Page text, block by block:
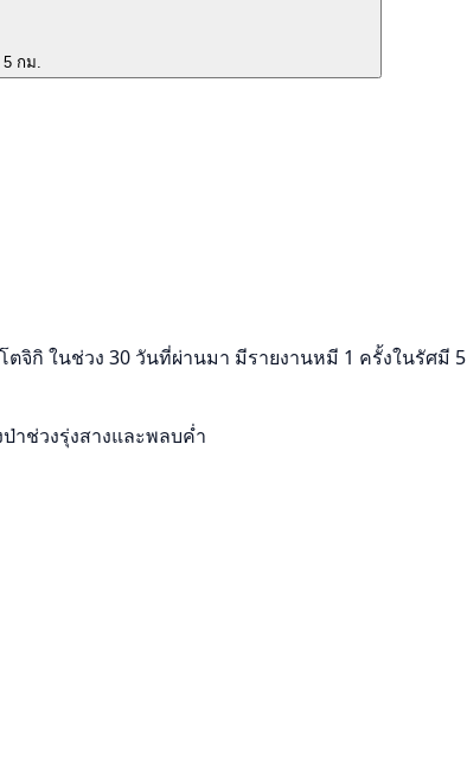
กม.
จิกิ ในช่วง 30 วันที่ผ่านมา มีรายงานหมี 1 ครั้งในรัศมี
าช่วงรุ่งสางและพลบค่ำ